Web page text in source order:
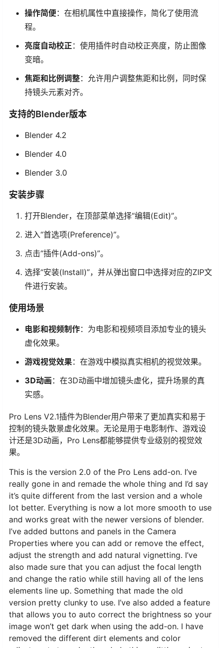
操作简便：在相机属性中直接操作，简化了使用流
程。
亮度自动校正 ：使用插件时自动校正亮度，防止图像
变暗。
焦距和比例调整：允许用户调整焦距和比例，同时保
持镜头元素对齐。
支持的Blender版本
Blender 4.2
Blender 4.0
Blender 3.0
安装步骤
打开Blender，在顶部菜单选择“编辑(Edit)”。
进入“首选项(Preference)”。
点击“插件(Add-ons)”。
选择“安装(Install)”，并从弹出窗口中选择对应的ZIP文
件进行安装。
使用场景
电影和视频制作：为电影和视频项目添加专业的镜头
虚化效果。
游戏视觉效果：在游戏中模拟真实相机的视觉效果。
3D动画 ：在3D动画中增加镜头虚化，提升场景的真
实感。
Pro Lens V2.1插件为Blender用户带来了更加真实和易于
控制的镜头散景虚化效果。无论是用于电影制作、游戏设
计还是3D动画，Pro Lens都能够提供专业级别的视觉效
果。
This is the version 2.0 of the Pro Lens add-on. I’ve
really gone in and remade the whole thing and I’d say
it’s quite different from the last version and a whole
lot better. Everything is now a lot more smooth to use
and works great with the newer versions of blender.
I’ve added buttons and panels in the Camera
Properties where you can add or remove the effect,
adjust the strength and add natural vignetting. I’ve
also made sure that you can adjust the focal length
and change the ratio while still having all of the lens
elements line up. Something that made the old
version pretty clunky to use. I’ve also added a feature
that allows you to auto correct the brightness so your
image won’t get dark when using the add-on. I have
removed the different dirt elements and color